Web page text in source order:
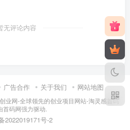
无评论内容
广告合作 关于我们 网站地图
业网-全球领先的创业项目网站-淘灵感首码
首码网强力驱动.
2022019171号-2